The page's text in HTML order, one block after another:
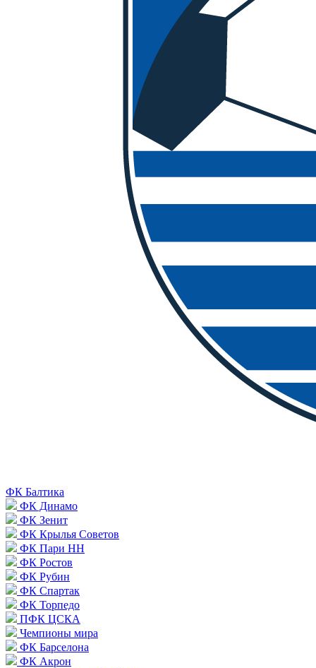
ФК Балтика
ФК Динамо
ФК Зенит
ФК Крылья Советов
ФК Пари НН
ФК Ростов
ФК Рубин
ФК Спартак
ФК Торпедо
ПФК ЦСКА
Чемпионы мира
ФК Барселона
ФК Акрон